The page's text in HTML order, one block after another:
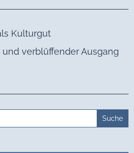
Kulturgut
verblüffender Ausgang